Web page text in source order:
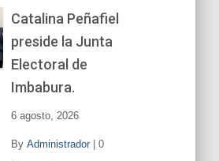
Catalina Peñafiel
preside la Junta
Electoral de
Imbabura.
6 agosto, 2026
By Administrador| 0